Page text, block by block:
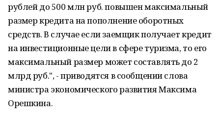
рублей до 500 млн руб. повышен максимальный
размер кредита на пополнение оборотных
средств. В случае если заемщик получает кредит
на инвестиционные цели в сфере туризма, то его
максимальный размер может составлять до 2
млрд руб.", - приводятся в сообщении слова
министра экономического развития Максима
Орешкина.